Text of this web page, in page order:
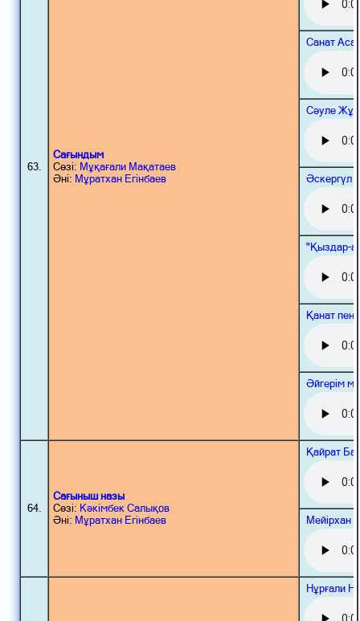
63.
Сағындым
Сөзі: Мұқағали Мақатаев
Әні: Мұратхан Егінбаев
Санат
Сәуле
Әскергүл
"Қыздар-
Қанат пен
Әйгерім
64.
Сағыныш назы
Сөзі: Кәкімбек Салықов
Әні: Мұратхан Егінбаев
Қайрат
Мейірхан
Нұрғали